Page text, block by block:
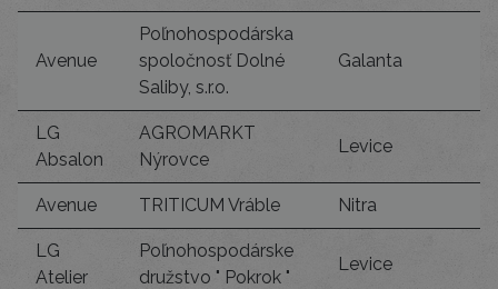
Avenue
Poľnohospodárska
spoločnosť Dolné
Saliby, s.r.o.
Galanta
LG
Absalon
AGROMARKT
Nýrovce
Levice
Avenue TRITICUM Vráble Nitra
LG
Atelier
Poľnohospodárske
družstvo " Pokrok "
Levice